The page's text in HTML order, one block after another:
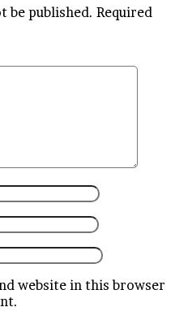
be published. Required
website in this browser